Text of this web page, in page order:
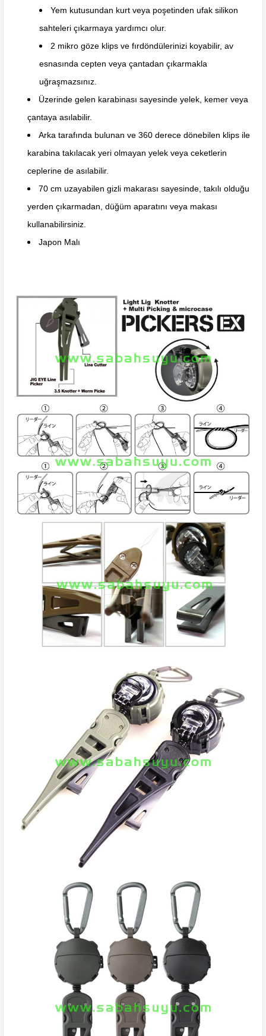
Yem kutusundan kurt veya poşetinden ufak silikon
sahteleri çıkarmaya yardımcı olur.
2 mikro göze klips ve fırdöndülerinizi koyabilir, av
esnasında cepten veya çantadan çıkarmakla
uğraşmazsınız.
Üzerinde gelen karabinası sayesinde yelek, kemer veya
çantaya asılabilir.
Arka tarafında bulunan ve 360 derece dönebilen klips ile
karabina takılacak yeri olmayan yelek veya ceketlerin
ceplerine de asılabilir.
70 cm uzayabilen gizli makarası sayesinde, takılı olduğu
yerden çıkarmadan, düğüm aparatını veya makası
kullanabilirsiniz.
Japon Malı